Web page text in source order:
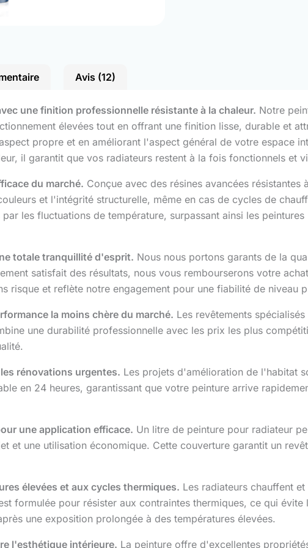
Avis (12)
une finition professionnelle résistante à la chaleur. Notre
élevées tout en offrant une finition lisse, durable et
propre et en améliorant l'aspect général de votre espace
il garantit que vos radiateurs restent à la fois fonctionnels et
du marché. Conçue avec des résines avancées
et l'intégrité structurelle, même en cas de cycles de
les fluctuations de température, surpassant ainsi les
totale tranquillité d'esprit. Nous nous portons garants de la
satisfait des résultats, nous vous rembourserons votre
risque et reflète notre engagement pour une fiabilité de niveau
la moins chère du marché. Les revêtements
une durabilité professionnelle avec les prix les plus
rénovations urgentes. Les projets d'amélioration de l'habitat
en 24 heures, garantissant que votre peinture arrive
une application efficace. Un litre de peinture pour radiateur
et une utilisation économique. Cette couverture garantit un
élevées et aux cycles thermiques. Les radiateurs chauffent
formulée pour résister aux contraintes thermiques, ce qui
une exposition prolongée à des températures élevées.
l'esthétique intérieure. La peinture offre d'excellentes